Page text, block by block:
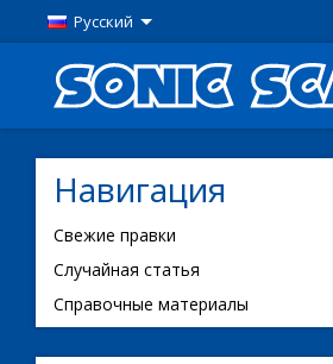
Русский
Навигация
Свежие правки
Случайная статья
Справочные материалы